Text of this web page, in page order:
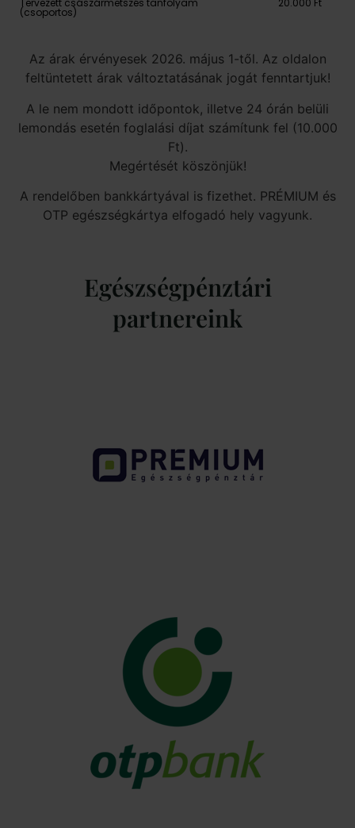
Tervezett császármetszés tanfolyam
(csoportos)
20.000 Ft
Az árak érvényesek 2026. május 1-től. Az oldalon
feltüntetett árak változtatásának jogát fenntartjuk!
A le nem mondott időpontok, illetve 24 órán belüli
lemondás esetén foglalási díjat számítunk fel (10.000
Ft).
Megértését köszönjük!
A rendelőben bankkártyával is fizethet. PRÉMIUM és
OTP egészségkártya elfogadó hely vagyunk.
Egészségpénztári
partnereink